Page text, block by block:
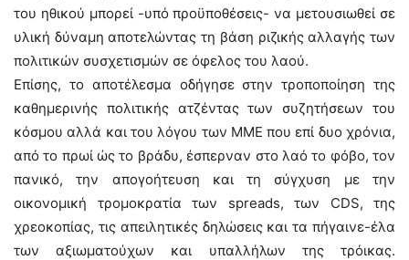
του ηθικού μπορεί -υπό προϋποθέσεις- να μετουσιωθεί σε
υλική δύναμη αποτελώντας τη βάση ριζικής αλλαγής των
πολιτικών συσχετισμών σε όφελος του λαού.
Επίσης, το αποτέλεσμα οδήγησε στην τροποποίηση της
καθημερινής πολιτικής ατζέντας των συζητήσεων του
κόσμου αλλά και του λόγου των ΜΜΕ που επί δυο χρόνια,
από το πρωί ώς το βράδυ, έσπερναν στο λαό το φόβο, τον
πανικό, την απογοήτευση και τη σύγχυση με την
οικονομική τρομοκρατία των spreads, των CDS, της
χρεοκοπίας, τις απειλητικές δηλώσεις και τα πήγαινε-έλα
των αξιωματούχων και υπαλλήλων της τρόικας.